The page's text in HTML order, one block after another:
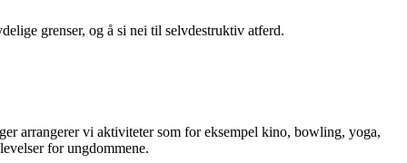
grenser, og å si nei til selvdestruktiv atferd.
arrangerer vi aktiviteter som for eksempel kino, bowling, yoga,
for ungdommene.